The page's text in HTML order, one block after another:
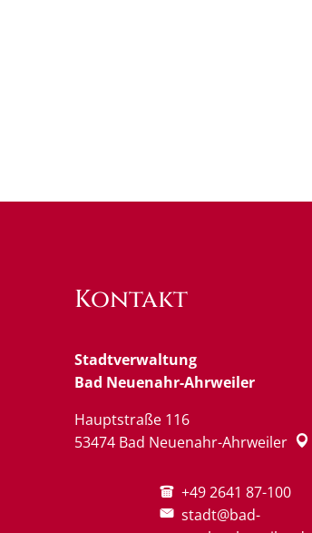
Kontakt
Stadtverwaltung
Bad Neuenahr-Ahrweiler
Hauptstraße 116
53474 Bad Neuenahr-Ahrweiler
+49 2641 87-100
stadt@bad-